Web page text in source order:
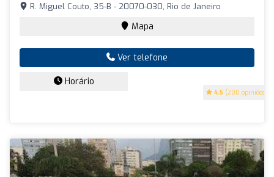
4.5 (200 opiniões)
R. Miguel Couto, 35-B - 20070-030, Rio de Janeiro
Mapa
Ver telefone
Horário